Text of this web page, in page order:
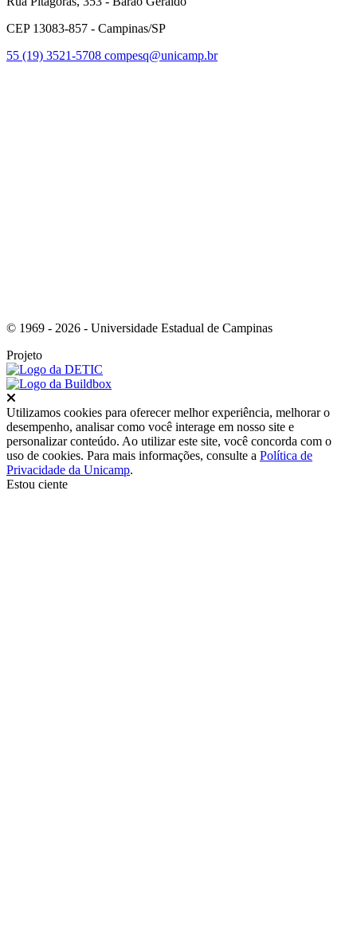
CEP 13083-857 - Campinas/SP
55 (19) 3521-5708 compesq@unicamp.br
© 1969 - 2026 - Universidade Estadual de Campinas
Projeto
Utilizamos cookies para oferecer melhor experiência, melhorar o
desempenho, analisar como você interage em nosso site e
personalizar conteúdo. Ao utilizar este site, você concorda com o
uso de cookies. Para mais informações, consulte a Política de
Privacidade da Unicamp.
Estou ciente